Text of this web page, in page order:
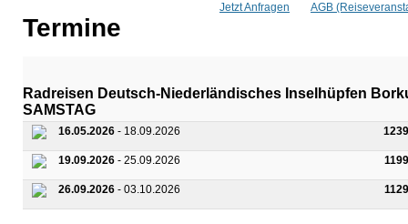
Jetzt Anfragen AGB
Termine
Radreisen Deutsch-Niederländisches Inselhüpfen
SAMSTAG
16.05.2026 - 18.09.2026
19.09.2026 - 25.09.2026
26.09.2026 - 03.10.2026